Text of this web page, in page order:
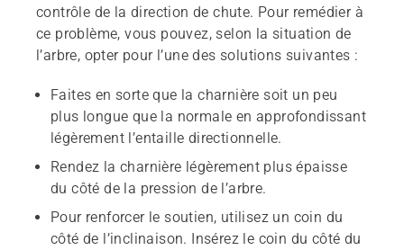
contrôle de la direction de chute. Pour remédier à
ce problème, vous pouvez, selon la situation de
l’arbre, opter pour l’une des solutions suivantes :
Faites en sorte que la charnière soit un peu
plus longue que la normale en approfondissant
légèrement l’entaille directionnelle.
Rendez la charnière légèrement plus épaisse
du côté de la pression de l’arbre.
Pour renforcer le soutien, utilisez un coin du
côté de l’inclinaison. Insérez le coin du côté du